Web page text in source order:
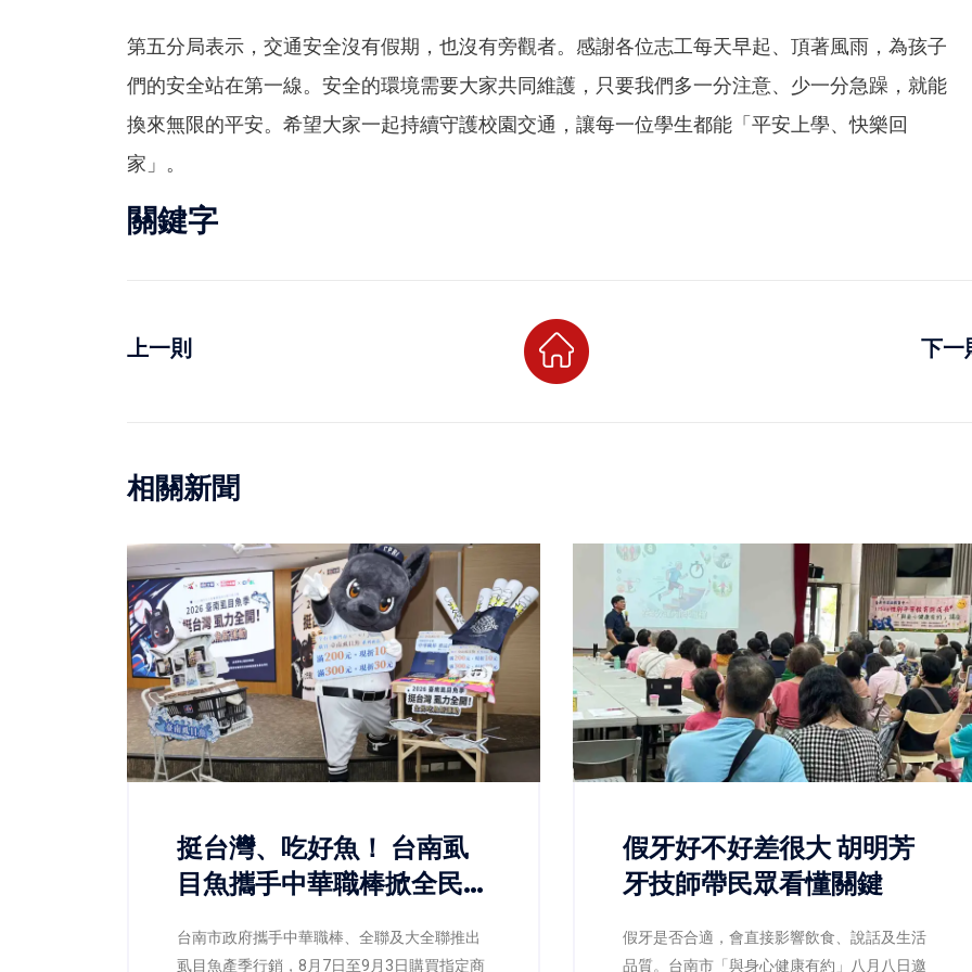
第五分局表示，交通安全沒有假期，也沒有旁觀者。感謝各位志工每天早起、頂著風雨，為孩子
們的安全站在第一線。安全的環境需要大家共同維護，只要我們多一分注意、少一分急躁，就能
換來無限的平安。希望大家一起持續守護校園交通，讓每一位學生都能「平安上學、快樂回
家」。
關鍵字
上一則 下一
相關新聞
挺台灣、吃好魚！ 台南虱
目魚攜手中華職棒掀全民吃
台南市政府攜手中華職棒、全聯及大全聯推出
虱目魚產季行銷，8月7日至9月3日購買指定商
假牙好不好差很大 胡明芳
牙技師帶民眾看懂關鍵
假牙是否合適，會直接影響飲食、說話及生活
品質。台南市「與身心健康有約」八月八日邀